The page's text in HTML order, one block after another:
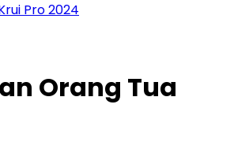
Pro 2024
Orang Tua